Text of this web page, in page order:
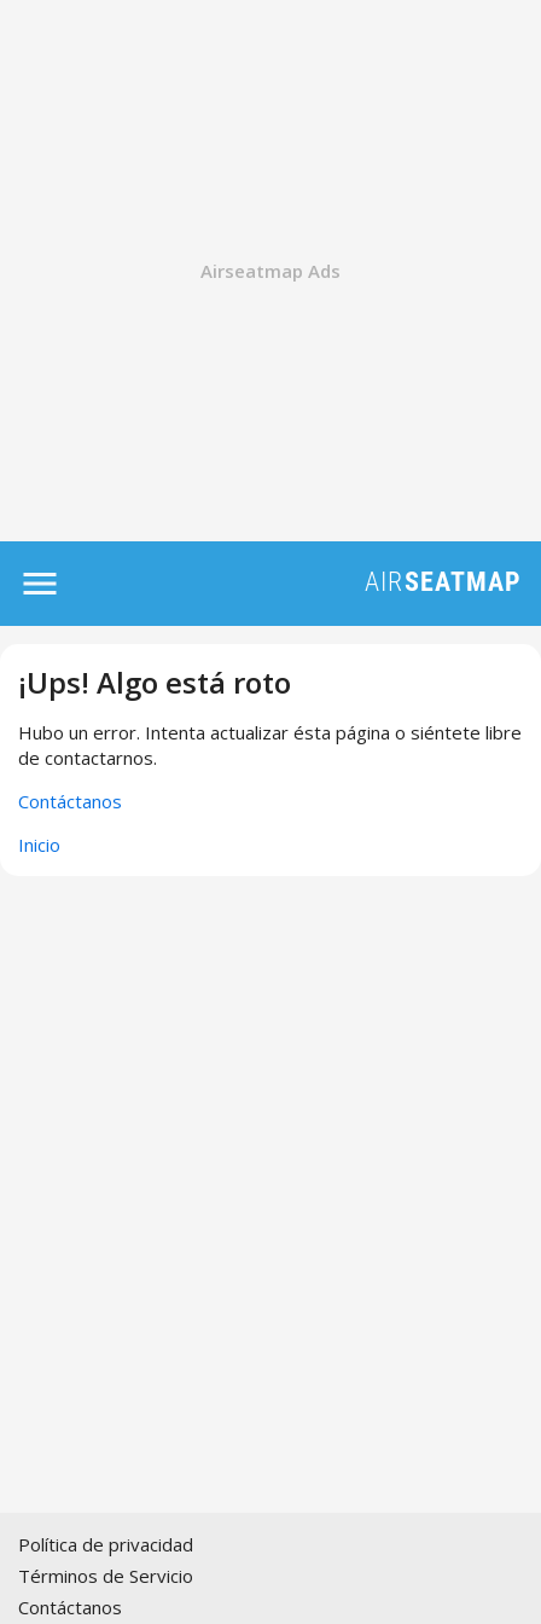
¡Ups! Algo está roto
Hubo un error. Intenta actualizar ésta página o siéntete libre
de contactarnos.
Contáctanos
Inicio
Política de privacidad
Términos de Servicio
Contáctanos